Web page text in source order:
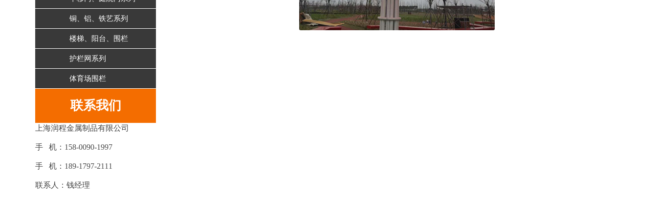
铜、铝、铁艺系列
楼梯、阳台、围栏
护栏网系列
体育场围栏
联系我们
上海润程金属制品有限公司
手 机：158-0090-1997
手 机：189-1797-2111
联系人：钱经理